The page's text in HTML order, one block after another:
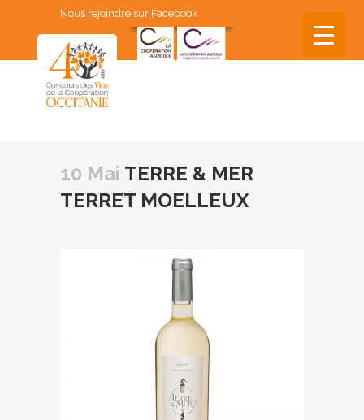
Nous rejoindre sur Facebook
10 Mai TERRE & MER
TERRET MOELLEUX